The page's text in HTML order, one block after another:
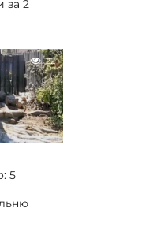
за 2
22
5